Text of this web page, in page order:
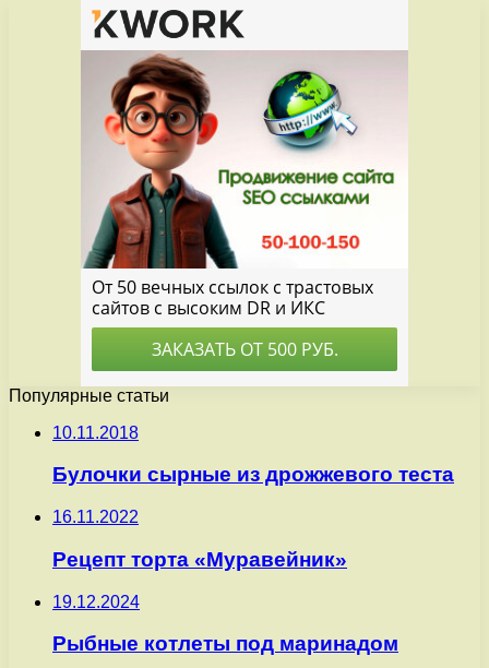
Популярные статьи
10.11.2018
Булочки сырные из дрожжевого теста
16.11.2022
Рецепт торта «Муравейник»
19.12.2024
Рыбные котлеты под маринадом